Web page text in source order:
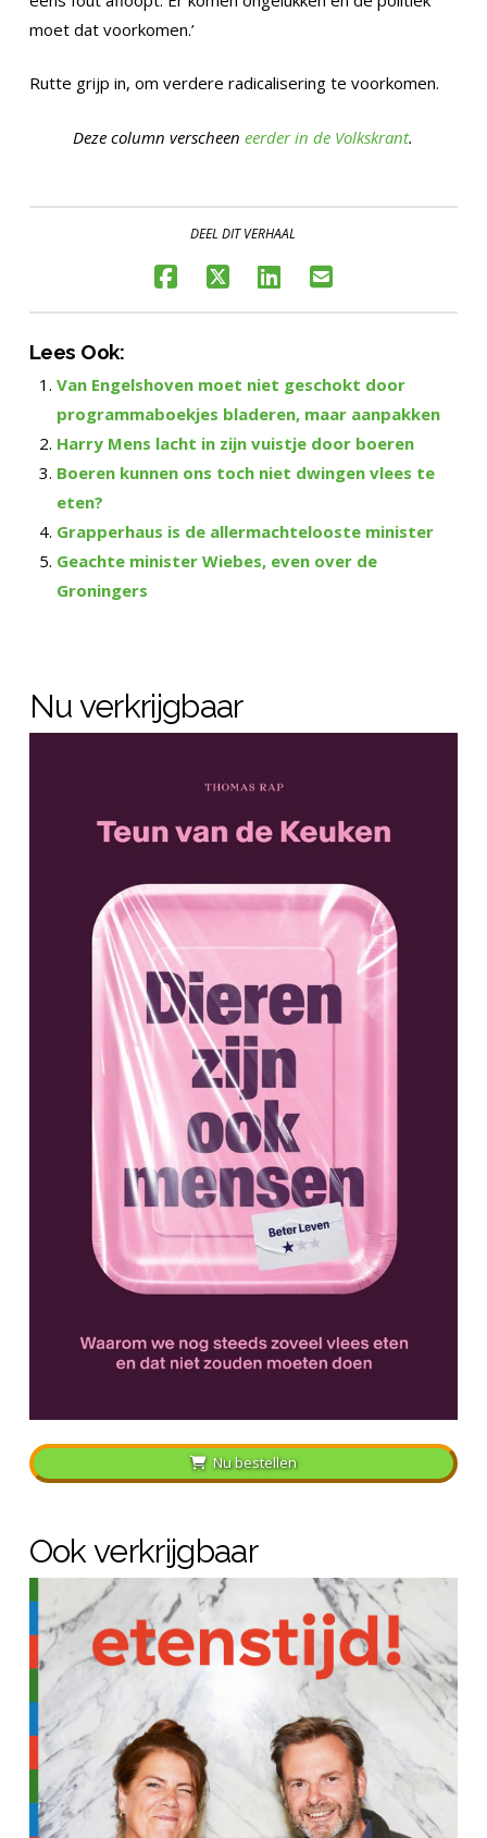
moet dat voorkomen.’
Rutte grijp in, om verdere radicalisering te voorkomen.
Deze column verscheeneerder in de Volkskrant.
DEEL DIT VERHAAL
Lees Ook:
Van Engelshoven moet niet geschokt door
programmaboekjes bladeren, maar aanpakken
Harry Mens lacht in zijn vuistje door boeren
Boeren kunnen ons toch niet dwingen vlees te
eten?
Grapperhaus is de allermachtelooste minister
Geachte minister Wiebes, even over de
Groningers
Nu verkrijgbaar
Nu bestellen
Ook verkrijgbaar